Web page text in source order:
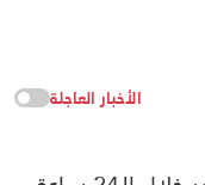
الأخبار العاجلة